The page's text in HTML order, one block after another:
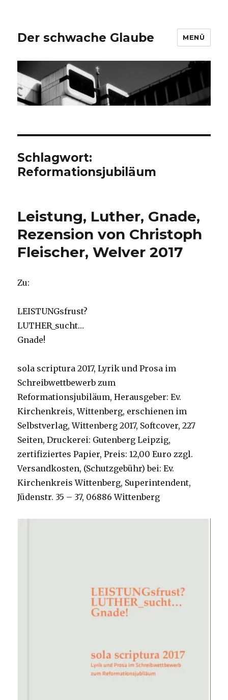
Der schwache Glaube MENÜ
Schlagwort:
Reformationsjubiläum
Leistung, Luther, Gnade,
Rezension von Christoph
Fleischer, Welver 2017
Zu:
LEISTUNGsfrust?
LUTHER_sucht…
Gnade!
sola scriptura 2017, Lyrik und Prosa im
Schreibwettbewerb zum
Reformationsjubiläum, Herausgeber: Ev.
Kirchenkreis, Wittenberg, erschienen im
Selbstverlag, Wittenberg 2017, Softcover, 227
Seiten, Druckerei: Gutenberg Leipzig,
zertifiziertes Papier, Preis: 12,00 Euro zzgl.
Versandkosten, (Schutzgebühr) bei: Ev.
Kirchenkreis Wittenberg, Superintendent,
Jüdenstr. 35 – 37, 06886 Wittenberg